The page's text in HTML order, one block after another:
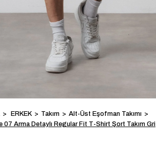
ERKEK Takım
Alt-Üst Eşofman Takımı
07 Arma Detaylı Regular Fit T-Shirt Şort Takım Gri